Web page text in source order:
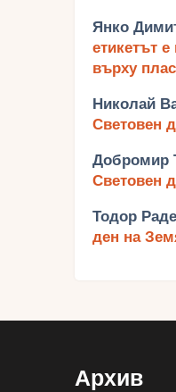
Янко
етикетът
върху
Николай
Световен
Добромир
Световен
Тодор
ден на
Архив